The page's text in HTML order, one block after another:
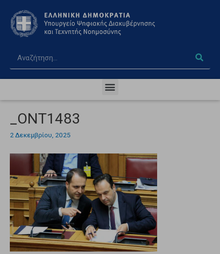
_ONT1483
2 Δεκεμβρίου, 2025